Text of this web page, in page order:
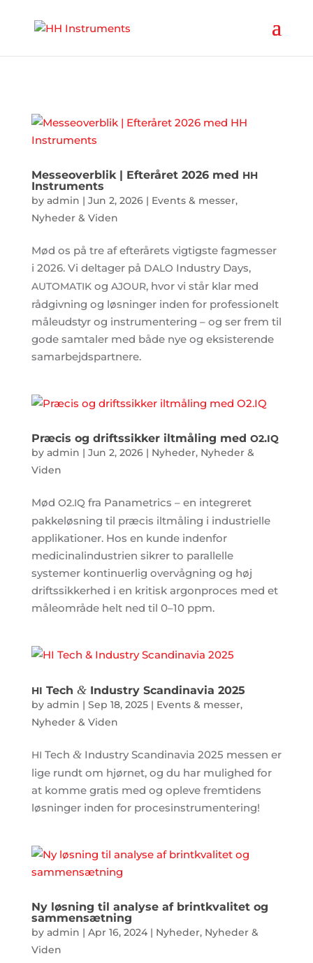
Messeoverblik | Efteråret 2026 med HH
Instruments
by admin | Jun 2, 2026| Events & messer,
Nyheder & Viden
Mød os på tre af efterårets vigtigste fagmesser
i 2026. Vi deltager på DALO Industry Days,
AUTOMATIKog AJOUR, hvor vi står klar med
rådgivning og løsninger inden for professionelt
måleudstyr og instrumentering – og ser frem til
gode samtaler med både nye og eksisterende
samarbejdspartnere.
Præcis og driftssikker iltmåling med O2.IQ
by admin | Jun 2, 2026| Nyheder, Nyheder &
Viden
Mød O2.IQ fra Panametrics – en integreret
pakkeløsning til præcis iltmåling i industrielle
applikationer. Hos en kunde indenfor
medicinalindustrien sikrer to parallelle
systemer kontinuerlig overvågning og høj
driftssikkerhed i en kritisk argonproces med et
måleområde helt ned til 0–10 ppm.
HI Tech &Industry Scandinavia 2025
by admin | Sep 18, 2025| Events & messer,
Nyheder & Viden
HI Tech &Industry Scandinavia 2025 messen er
lige rundt om hjørnet, og du har mulighed for
at komme gratis med og opleve fremtidens
løsninger inden for procesinstrumentering!
Ny løsning til analyse af brintkvalitet og
sammensætning
by admin | Apr 16, 2024| Nyheder, Nyheder &
Viden